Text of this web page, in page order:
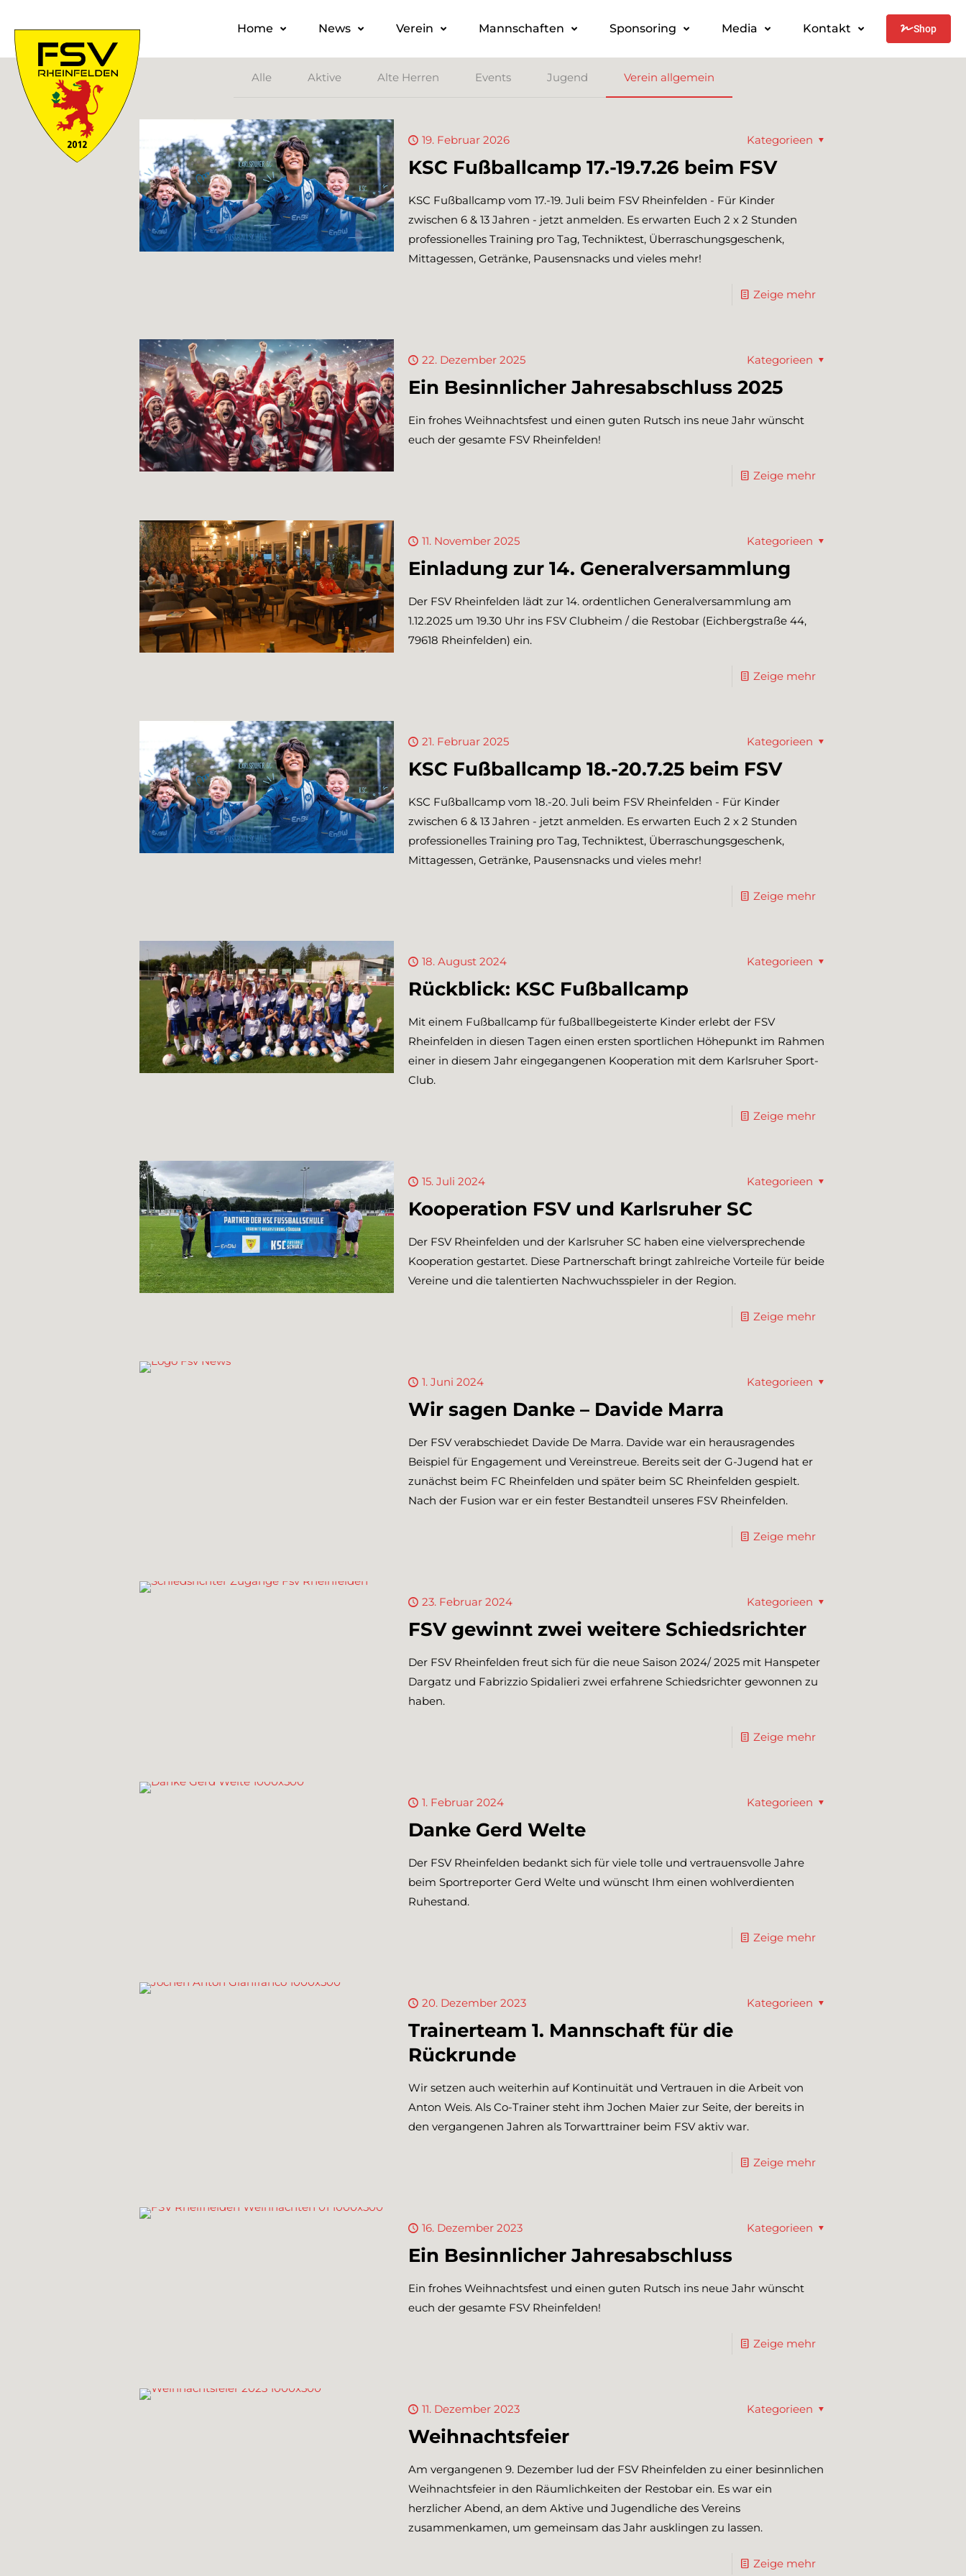
Home News Verein Mannschaften Sponsoring Media Kontakt Shop
Alle Aktive Alte Herren Events Jugend Verein allgemein
19. Februar 2026 Kategorieen
KSC Fußballcamp 17.-19.7.26 beim FSV
KSC Fußballcamp vom 17.-19. Juli beim FSV Rheinfelden - Für Kinder
zwischen 6 & 13 Jahren - jetzt anmelden. Es erwarten Euch 2 x 2 Stunden
professionelles Training pro Tag, Techniktest, Überraschungsgeschenk,
Mittagessen, Getränke, Pausensnacks und vieles mehr!
Zeige mehr
22. Dezember 2025 Kategorieen
Ein Besinnlicher Jahresabschluss 2025
Ein frohes Weihnachtsfest und einen guten Rutsch ins neue Jahr wünscht
euch der gesamte FSV Rheinfelden!
Zeige mehr
11. November 2025 Kategorieen
Einladung zur 14. Generalversammlung
Der FSV Rheinfelden lädt zur 14. ordentlichen Generalversammlung am
1.12.2025 um 19.30 Uhr ins FSV Clubheim / die Restobar (Eichbergstraße 44,
79618 Rheinfelden) ein.
Zeige mehr
21. Februar 2025 Kategorieen
KSC Fußballcamp 18.-20.7.25 beim FSV
KSC Fußballcamp vom 18.-20. Juli beim FSV Rheinfelden - Für Kinder
zwischen 6 & 13 Jahren - jetzt anmelden. Es erwarten Euch 2 x 2 Stunden
professionelles Training pro Tag, Techniktest, Überraschungsgeschenk,
Mittagessen, Getränke, Pausensnacks und vieles mehr!
Zeige mehr
18. August 2024 Kategorieen
Rückblick: KSC Fußballcamp
Mit einem Fußballcamp für fußballbegeisterte Kinder erlebt der FSV
Rheinfelden in diesen Tagen einen ersten sportlichen Höhepunkt im Rahmen
einer in diesem Jahr eingegangenen Kooperation mit dem Karlsruher Sport-
Club.
Zeige mehr
15. Juli 2024 Kategorieen
Kooperation FSV und Karlsruher SC
Der FSV Rheinfelden und der Karlsruher SC haben eine vielversprechende
Kooperation gestartet. Diese Partnerschaft bringt zahlreiche Vorteile für beide
Vereine und die talentierten Nachwuchsspieler in der Region.
Zeige mehr
1. Juni 2024 Kategorieen
Wir sagen Danke – Davide Marra
Der FSV verabschiedet Davide De Marra. Davide war ein herausragendes
Beispiel für Engagement und Vereinstreue. Bereits seit der G-Jugend hat er
zunächst beim FC Rheinfelden und später beim SC Rheinfelden gespielt.
Nach der Fusion war er ein fester Bestandteil unseres FSV Rheinfelden.
Zeige mehr
23. Februar 2024 Kategorieen
FSV gewinnt zwei weitere Schiedsrichter
Der FSV Rheinfelden freut sich für die neue Saison 2024/ 2025 mit Hanspeter
Dargatz und Fabrizzio Spidalieri zwei erfahrene Schiedsrichter gewonnen zu
haben.
Zeige mehr
1. Februar 2024 Kategorieen
Danke Gerd Welte
Der FSV Rheinfelden bedankt sich für viele tolle und vertrauensvolle Jahre
beim Sportreporter Gerd Welte und wünscht Ihm einen wohlverdienten
Ruhestand.
Zeige mehr
20. Dezember 2023 Kategorieen
Trainerteam 1. Mannschaft für die
Rückrunde
Wir setzen auch weiterhin auf Kontinuität und Vertrauen in die Arbeit von
Anton Weis. Als Co-Trainer steht ihm Jochen Maier zur Seite, der bereits in
den vergangenen Jahren als Torwarttrainer beim FSV aktiv war.
Zeige mehr
16. Dezember 2023 Kategorieen
Ein Besinnlicher Jahresabschluss
Ein frohes Weihnachtsfest und einen guten Rutsch ins neue Jahr wünscht
euch der gesamte FSV Rheinfelden!
Zeige mehr
11. Dezember 2023 Kategorieen
Weihnachtsfeier
Am vergangenen 9. Dezember lud der FSV Rheinfelden zu einer besinnlichen
Weihnachtsfeier in den Räumlichkeiten der Restobar ein. Es war ein
herzlicher Abend, an dem Aktive und Jugendliche des Vereins
zusammenkamen, um gemeinsam das Jahr ausklingen zu lassen.
Zeige mehr